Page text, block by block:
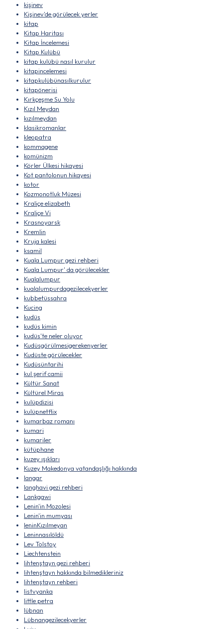
kişinev
Kişinev'de görülecek yerler
kitap
Kitap Haritası
Kitap İncelemesi
Kitap Kulübü
kitap kulübü nasıl kurulur
kitapincelemesi
kitapkulübünasılkurulur
kitapönerisi
Kırkçeşme Su Yolu
Kızıl Meydan
kızılmeydan
klasikromanlar
kleopatra
kommagene
komünizm
Körler Ülkesi hikayesi
Kot pantolonun hikayesi
kotor
Kozmonotluk Müzesi
Kraliçe elizabeth
Kraliçe Vi
Krasnoyarsk
Kremlin
Kruja kalesi
ksamil
Kuala Lumpur gezi rehberi
Kuala Lumpur' da görülecekler
Kualalumpur
kualalumpurdagezilecekyerler
kubbetüssahra
Kucing
kudüs
kudüs kimin
kudüs'te neler oluyor
Kudüsgörülmesigerekenyerler
Kudüste görülecekler
Kudüsüntarihi
kul şerif camii
Kültür Sanat
Kültürel Miras
kulüpdizisi
kulüpnetflix
kumarbaz romanı
kumari
kumariler
kütüphane
kuzey ışıkları
Kuzey Makedonya vatandaşlığı hakkında
langar
langhavi gezi rehberi
Lankgawi
Lenin'in Mozolesi
Lenin'in mumyası
leninKızılmeyan
Leninnasılöldü
Lev Tolstoy
Liechtenstein
lihtenştayn gezi rehberi
lihtenştayn hakkında bilmedikleriniz
lihtenştayn rehberi
listvyanka
little petra
lübnan
Lübnangezilecekyerler